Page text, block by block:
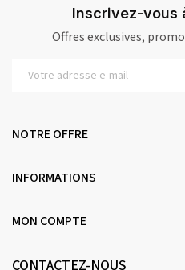
Inscrivez-vous
Offres exclusives,
NOTRE OFFRE
INFORMATIONS
MON COMPTE
CONTACTEZ-NOUS